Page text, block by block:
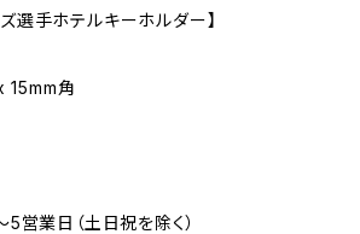
選手ホテルキーホルダー】
15mm角
5営業日（土日祝を除く）